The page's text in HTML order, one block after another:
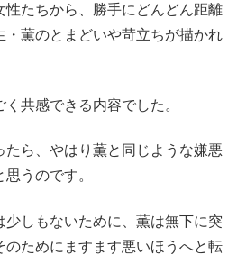
性たちから、勝手にどんどん距離
・薫のとまどいや苛立ちが描かれ
共感できる内容でした。
たら、やはり薫と同じような嫌悪
うのです。
しもないために、薫は無下に突
のためにますます悪いほうへと転